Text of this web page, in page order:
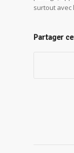
surtout avec
Partager